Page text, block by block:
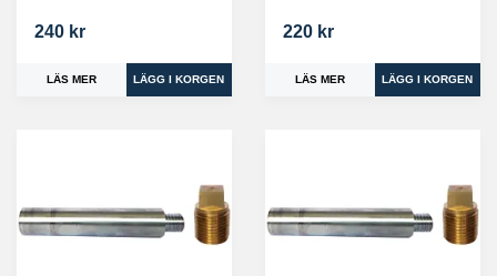
240 kr
LÄS MER
220 kr
LÄS MER